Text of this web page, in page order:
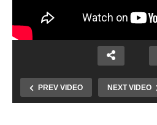
PREV VIDEO NEXT VIDEO